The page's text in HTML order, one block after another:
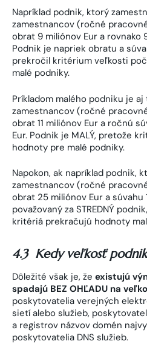
Napríklad podnik, ktorý
zamestnancov (ročné
obrat 9 miliónov Eur a rovnako
Podnik je napriek obratu a
prekročil kritérium veľkosti
malé podniky.
Príkladom malého podniku je
zamestnancov (ročné
obrat 11 miliónov Eur a ročnú
Eur. Podnik je MALÝ, pretože
hodnoty pre malé podniky.
Napokon, ak napríklad podnik,
zamestnancov (ročné
obrat 25 miliónov Eur a súvahu
považovaný za STREDNÝ
kritériá prekračujú hodnoty
4.3 Kedy veľkosť
Dôležité však je, že existujú
spadajú BEZ OHĽADU na
poskytovatelia verejných
sietí alebo služieb,
a registrov názvov domén
poskytovatelia DNS služieb.